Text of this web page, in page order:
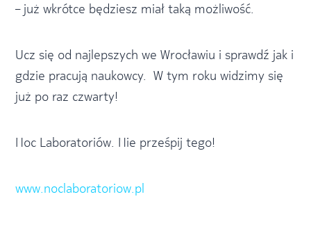
– już wkrótce będziesz miał taką możliwość.
Ucz się od najlepszych we Wrocławiu i sprawdź jak i
gdzie pracują naukowcy. W tym roku widzimy się
już po raz czwarty!
Noc Laboratoriów. Nie prześpij tego!
www.noclaboratoriow.pl